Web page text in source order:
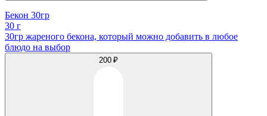
Бекон 30гр
30 г
30гр жареного бекона, который можно добавить в любое
блюдо на выбор
200 ₽